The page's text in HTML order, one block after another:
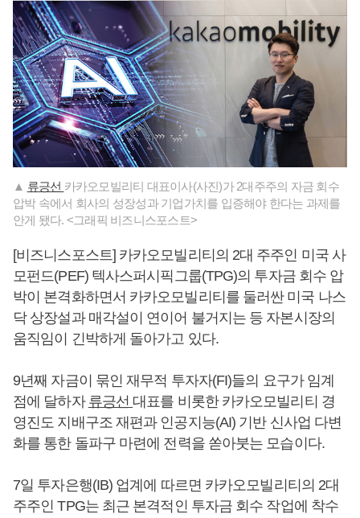
▲ 류긍선 카카오모빌리티 대표이사(사진)가 2대주주의 자금 회수
압박 속에서 회사의 성장성과 기업가치를 입증해야 한다는 과제를
안게 됐다. <그래픽 비즈니스포스트>
[비즈니스포스트] 카카오모빌리티의 2대 주주인 미국 사
모펀드(PEF) 텍사스퍼시픽그룹(TPG)의 투자금 회수 압
박이 본격화하면서 카카오모빌리티를 둘러싼 미국 나스
닥 상장설과 매각설이 연이어 불거지는 등 자본시장의
움직임이 긴박하게 돌아가고 있다.
9년째 자금이 묶인 재무적 투자자(FI)들의 요구가 임계
점에 달하자 류긍선 대표를 비롯한 카카오모빌리티 경
영진도 지배구조 재편과 인공지능(AI) 기반 신사업 다변
화를 통한 돌파구 마련에 전력을 쏟아붓는 모습이다.
7일 투자은행(IB) 업계에 따르면 카카오모빌리티의 2대
주주인 TPG는 최근 본격적인 투자금 회수 작업에 착수